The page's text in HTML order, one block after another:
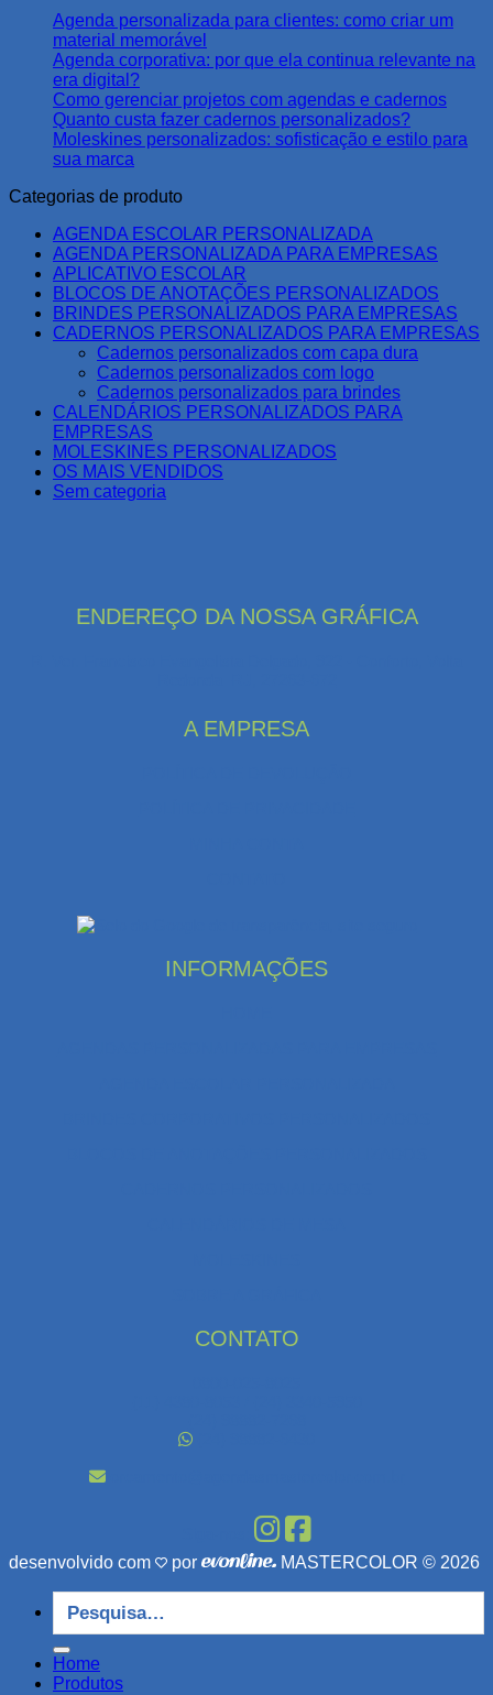
Agenda personalizada para clientes: como criar um
material memorável
Agenda corporativa: por que ela continua relevante na
era digital?
Como gerenciar projetos com agendas e cadernos
Quanto custa fazer cadernos personalizados?
Moleskines personalizados: sofisticação e estilo para
sua marca
Categorias de produto
AGENDA ESCOLAR PERSONALIZADA
AGENDA PERSONALIZADA PARA EMPRESAS
APLICATIVO ESCOLAR
BLOCOS DE ANOTAÇÕES PERSONALIZADOS
BRINDES PERSONALIZADOS PARA EMPRESAS
CADERNOS PERSONALIZADOS PARA EMPRESAS
Cadernos personalizados com capa dura
Cadernos personalizados com logo
Cadernos personalizados para brindes
CALENDÁRIOS PERSONALIZADOS PARA
EMPRESAS
MOLESKINES PERSONALIZADOS
OS MAIS VENDIDOS
Sem categoria
ENDEREÇO DA NOSSA GRÁFICA
A EMPRESA
INFORMAÇÕES
CONTATO
orcamento@agendasmastercolor.com.br
desenvolvido com
por
MASTERCOLOR © 2026
por:
Home
Produtos